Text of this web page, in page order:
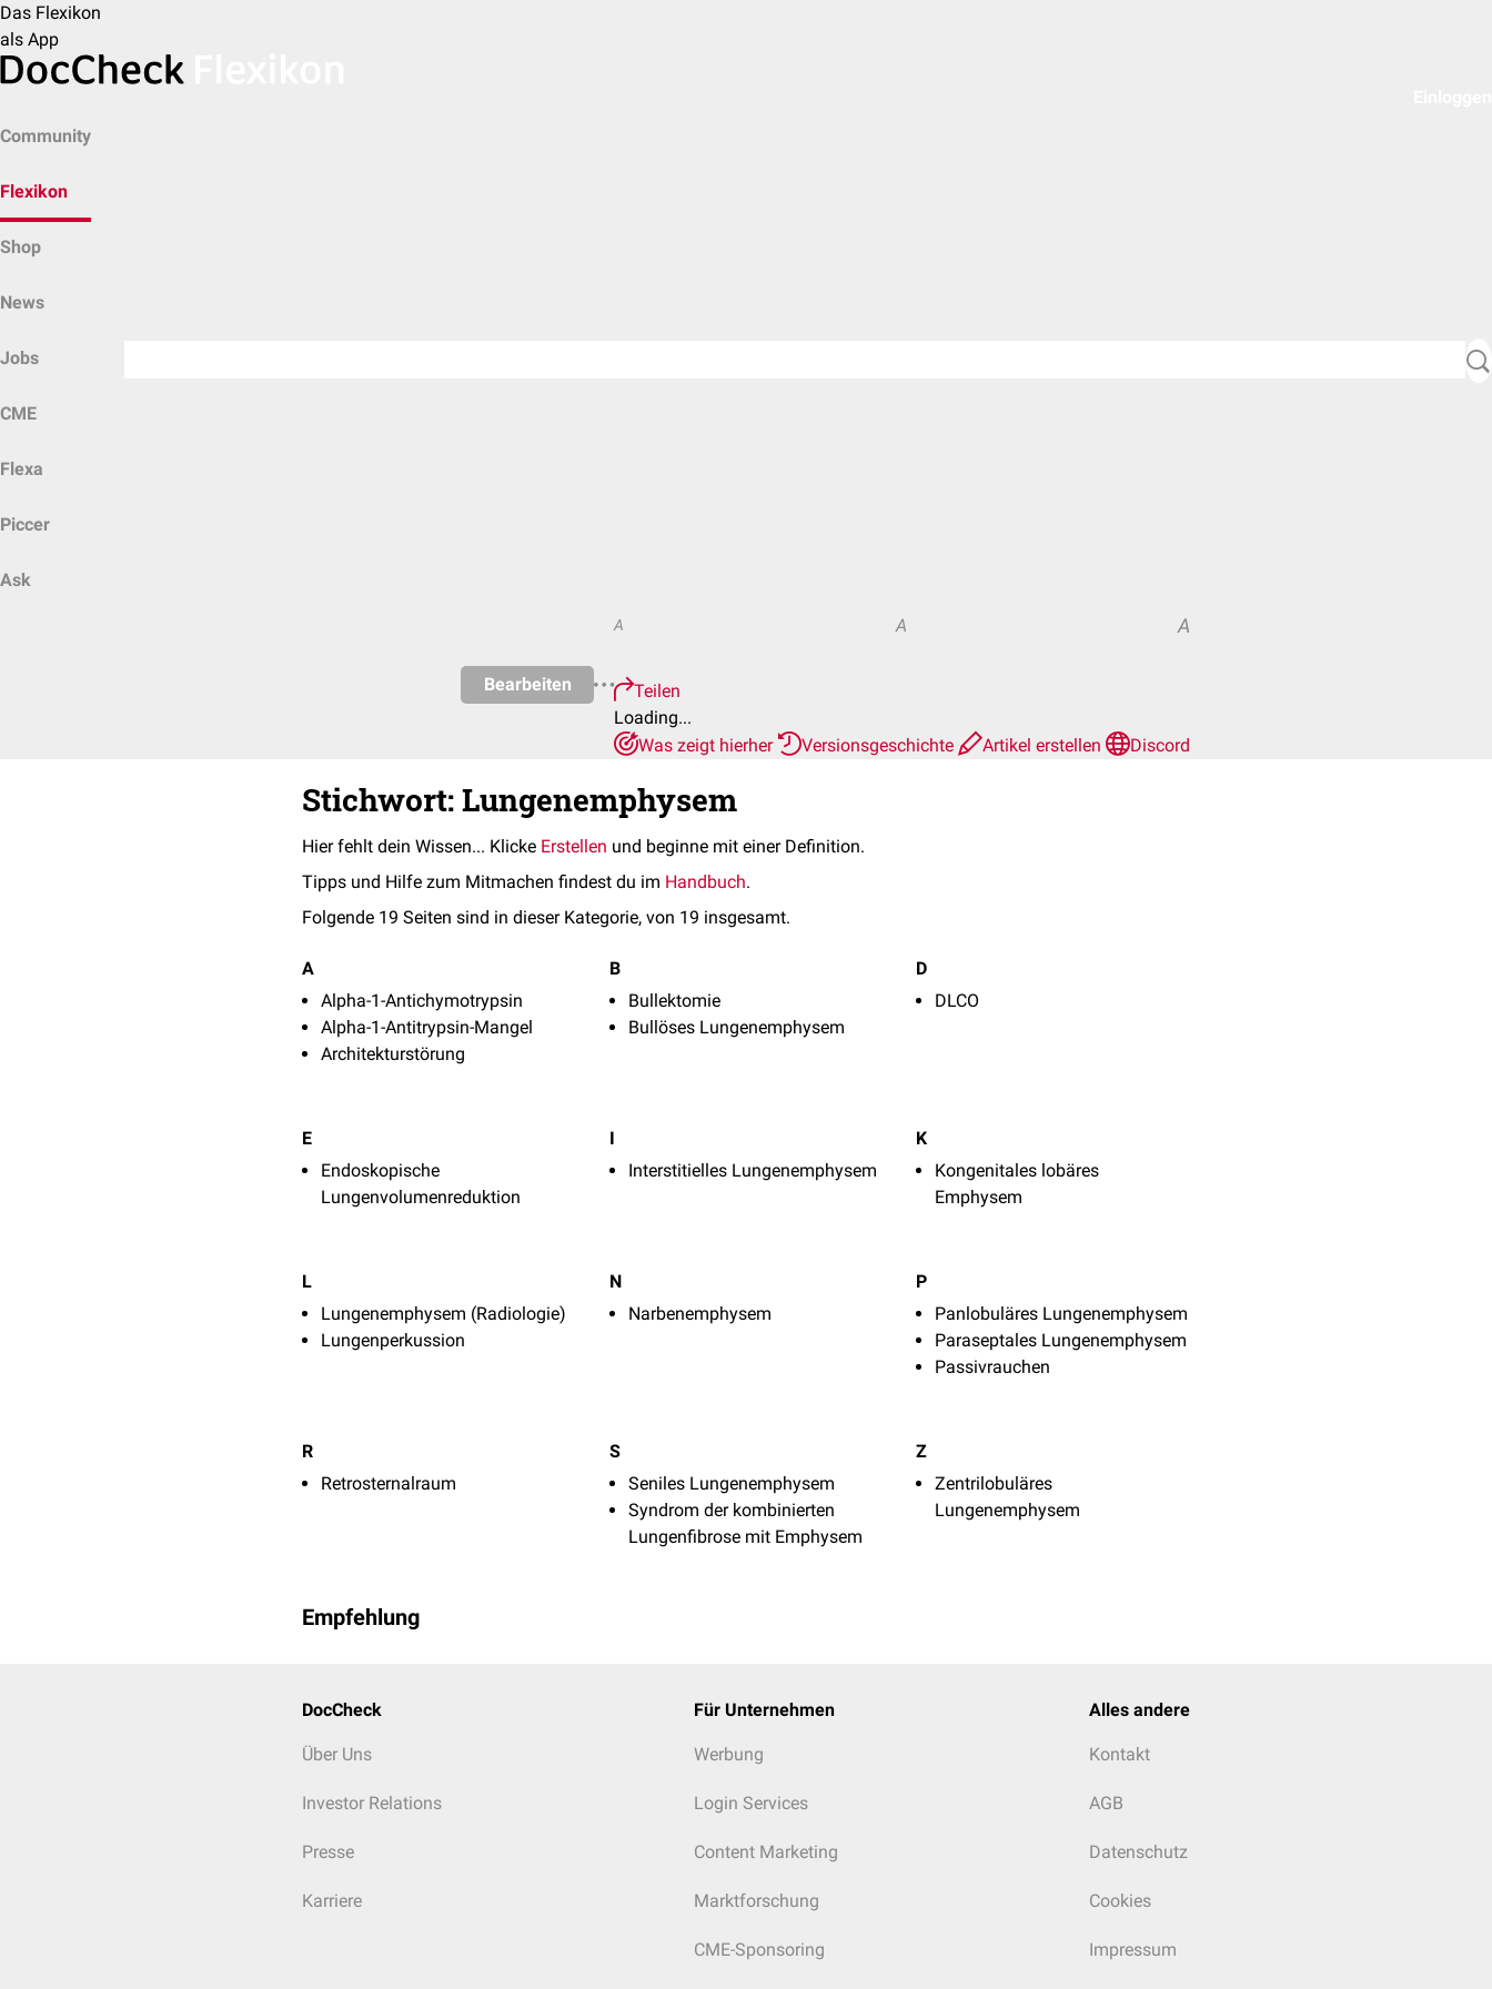
Das Flexikon
als App
Community
Flexikon
Shop
News
Jobs
CME
Flexa
Piccer
Ask
Bearbeiten
A A A
Teilen
Loading...
Was zeigt hierher
Versionsgeschichte Artikel erstellen Discord
Stichwort: Lungenemphysem
Hier fehlt dein Wissen... Klicke Erstellen und beginne mit einer Definition.
Tipps und Hilfe zum Mitmachen findest du im Handbuch.
Folgende 19 Seiten sind in dieser Kategorie, von 19 insgesamt.
A
Alpha-1-Antichymotrypsin
Alpha-1-Antitrypsin-Mangel
Architekturstörung
B
Bullektomie
Bullöses Lungenemphysem
D
DLCO
E
Endoskopische
Lungenvolumenreduktion
I
Interstitielles Lungenemphysem
K
Kongenitales lobäres
Emphysem
L
Lungenemphysem (Radiologie)
Lungenperkussion
N
Narbenemphysem
P
Panlobuläres Lungenemphysem
Paraseptales Lungenemphysem
Passivrauchen
R
Retrosternalraum
S
Seniles Lungenemphysem
Syndrom der kombinierten
Lungenfibrose mit Emphysem
Z
Zentrilobuläres
Lungenemphysem
Empfehlung
DocCheck
Über Uns
Investor Relations
Presse
Karriere
Für Unternehmen
Werbung
Login Services
Content Marketing
Marktforschung
CME-Sponsoring
Alles andere
Kontakt
AGB
Datenschutz
Cookies
Impressum